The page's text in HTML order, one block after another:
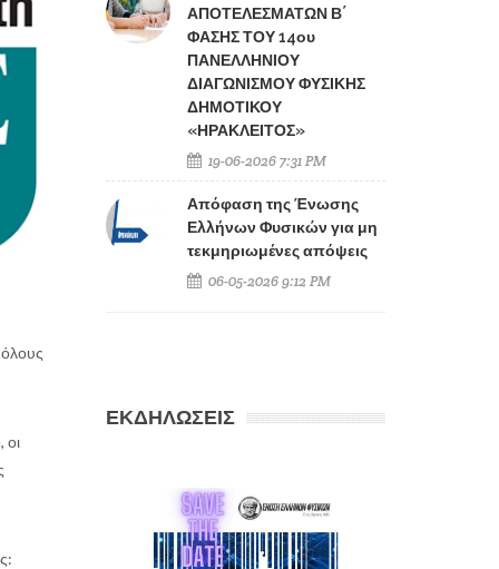
οι
ΑΠΟΤΕΛΕΣΜΑΤΩΝ Β΄
ΦΑΣΗΣ ΤΟΥ 14ου
ΠΑΝΕΛΛΗΝΙΟΥ
ΔΙΑΓΩΝΙΣΜΟΥ ΦΥΣΙΚΗΣ
ΔΗΜΟΤΙΚΟΥ
«ΗΡΑΚΛΕΙΤΟΣ»
19-06-2026 7:31 PM
Απόφαση της Ένωσης
Ελλήνων Φυσικών για μη
τεκμηριωμένες απόψεις
06-05-2026 9:12 PM
ΕΚΔΗΛΩΣΕΙΣ